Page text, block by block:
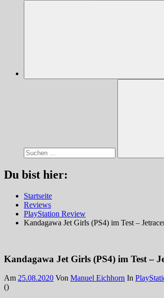
Du bist hier:
Startseite
Reviews
PlayStation Review
Kandagawa Jet Girls (PS4) im Test –
Kandagawa Jet Girls (PS4) im Test –
Am 25.08.2020 Von Manuel Eichhorn In
()